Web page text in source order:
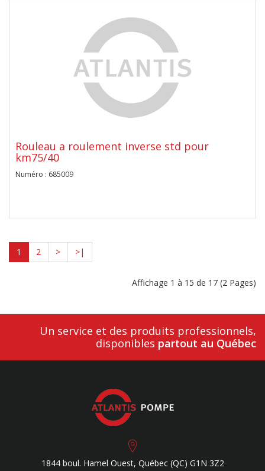
Rouleau a roulement inverse std pour
km75/40
Numéro : 685009
1 2 > >|
Affichage 1 à 15 de 17 (2 Pages)
Un service et des produits professionnels,
disponibles partout au Québec
1844 boul. Hamel Ouest, Québec (QC) G1N 3Z2